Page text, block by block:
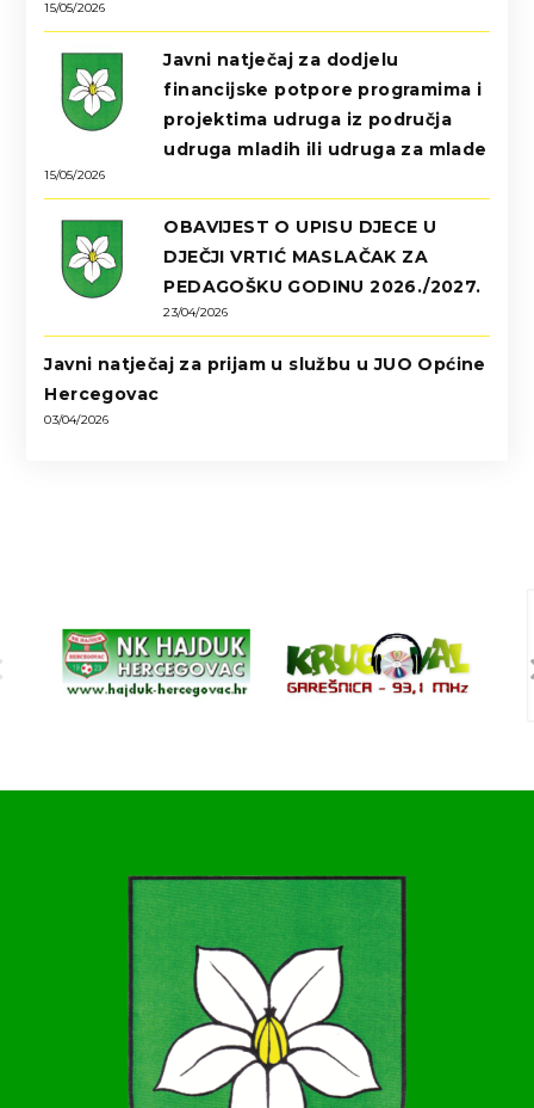
15/05/2026
Javni natječaj za dodjelu
financijske potpore programima i
projektima udruga iz područja
udruga mladih ili udruga za mlade
15/05/2026
OBAVIJEST O UPISU DJECE U
DJEČJI VRTIĆ MASLAČAK ZA
PEDAGOŠKU GODINU 2026./2027.
23/04/2026
Javni natječaj za prijam u službu u JUO Općine
Hercegovac
03/04/2026